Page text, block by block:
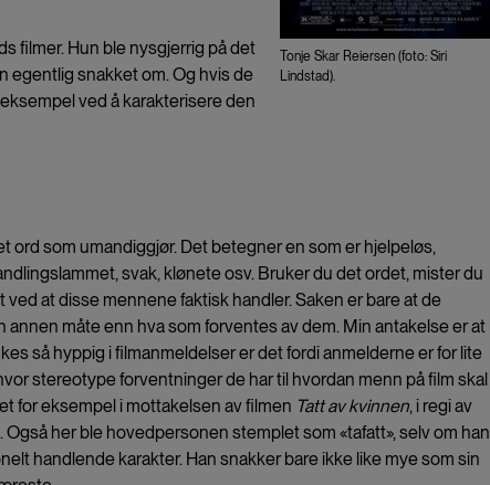
Tonje Skar Reiersen (foto: Siri
Lindstad).
filmer. Hun ble nysgjerrig på det
egentlig snakket om. Og hvis de
ved å karakterisere den
ord som umandiggjør. Det betegner en som er hjelpeløs,
svak, klønete osv. Bruker du det ordet, mister du
ved at disse mennene faktisk handler. Saken er bare at de
annen måte enn hva som forventes av dem. Min antakelse er at
så hyppig i filmanmeldelser er det fordi anmelderne er for lite
stereotype forventninger de har til hvordan menn på film skal
for eksempel i mottakelsen av filmen Tatt av kvinnen, i regi av
her ble hovedpersonen stemplet som «tafatt», selv om han
handlende karakter. Han snakker bare ikke like mye som sin